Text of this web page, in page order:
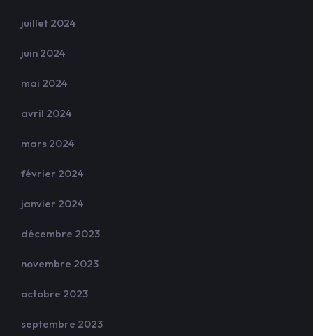
juillet 2024
juin 2024
mai 2024
avril 2024
mars 2024
février 2024
janvier 2024
décembre 2023
novembre 2023
octobre 2023
septembre 2023